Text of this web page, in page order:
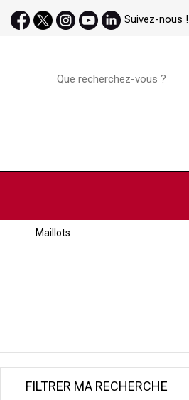
Suivez-nous !
Maillots
FILTRER MA RECHERCHE